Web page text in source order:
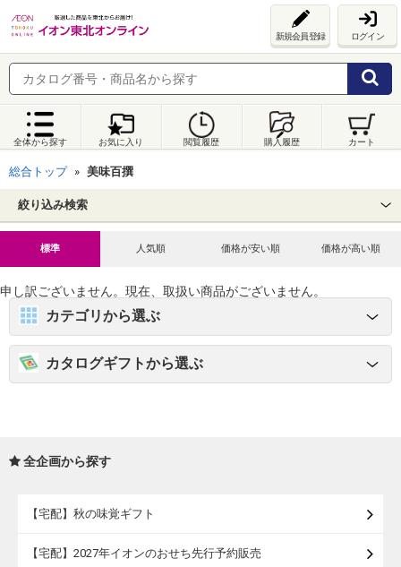
新規会員登録 ログイン
全体から探す お気に入り 閲覧履歴 購入履歴 カート
総合トップ 美味百撰
絞り込み検索
標準 人気順 価格が安い順 価格が高い順
申し訳ございません。現在、取扱い商品がございません。
カテゴリから選ぶ
カタログギフトから選ぶ
全企画から探す
【宅配】秋の味覚ギフト
【宅配】2027年イオンのおせち先行予約販売